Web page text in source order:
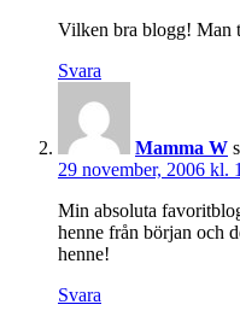
Vilken bra blogg! Man
Svara
Mamma W
29 november, 2006 kl.
Min absoluta
henne från början och
henne!
Svara